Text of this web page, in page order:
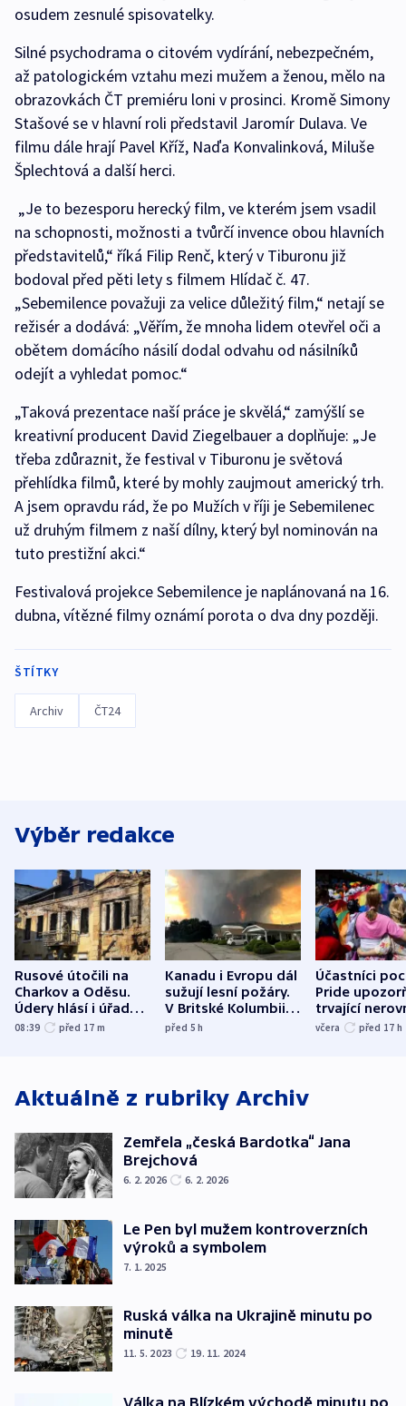
osudem zesnulé spisovatelky.
Silné psychodrama o citovém vydírání, nebezpečném,
až patologickém vztahu mezi mužem a ženou, mělo na
obrazovkách ČT premiéru loni v prosinci. Kromě Simony
Stašové se v hlavní roli představil Jaromír Dulava. Ve
filmu dále hrají Pavel Kříž, Naďa Konvalinková, Miluše
Šplechtová a další herci.
„Je to bezesporu herecký film, ve kterém jsem vsadil
na schopnosti, možnosti a tvůrčí invence obou hlavních
představitelů,“ říká Filip Renč, který v Tiburonu již
bodoval před pěti lety s filmem Hlídač č. 47.
„Sebemilence považuji za velice důležitý film,“ netají se
režisér a dodává: „Věřím, že mnoha lidem otevřel oči a
obětem domácího násilí dodal odvahu od násilníků
odejít a vyhledat pomoc.“
„Taková prezentace naší práce je skvělá,“ zamýšlí se
kreativní producent David Ziegelbauer a doplňuje: „Je
třeba zdůraznit, že festival v Tiburonu je světová
přehlídka filmů, které by mohly zaujmout americký trh.
A jsem opravdu rád, že po Mužích v říji je Sebemilenec
už druhým filmem z naší dílny, který byl nominován na
tuto prestižní akci.“
Festivalová projekce Sebemilence je naplánovaná na 16.
dubna, vítězné filmy oznámí porota o dva dny později.
ŠTÍTKY
Archiv ČT24
Výběr redakce
Rusové útočili na
Charkov a Oděsu.
Údery hlásí i úřady v
Bělgorodu
08:39 před 17 m
Kanadu i Evropu dál
sužují lesní požáry.
V Britské Kolumbii
evakuovali tisíce lidí
před 5h
Účastníci
Pride
trvající
včera před 17 h
Aktuálně z rubriky Archiv
Zemřela „česká Bardotka“ Jana
Brejchová
6. 2. 2026 6. 2. 2026
Le Pen byl mužem kontroverzních
výroků a symbolem
7. 1. 2025
Ruská válka na Ukrajině minutu po
minutě
11. 5. 2023 19. 11. 2024
Válka na Blízkém východě minutu po